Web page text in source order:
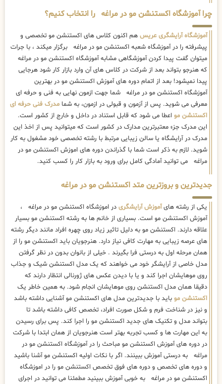
چرا آموزشگاه اکستنشن مو در مراغه را انتخاب کنیم؟
آموزشگاه آرایشگری عریس هم اکنون کلاس های اکستنشن مو تخصصی و
پیشرفته را در آموزشگاه شعبه اکستنشن مو در مراغه برگزار میکند ، با جرات
میتوان گفت پیدا کردن آموزشگاهی مشابه آموزشگاه اکستنشن مو در مراغه
که هنرجو بتواند بعد از شرکت در کلاس های آن وارد بازار کار شود هرجایی
پیدا نمیشود! بعد از اتمام دوره های آموزش اکستنشن مو در بهترین
آموزشگاه اکستنشن مو در مراغه شما جهت ازمون نهایی به فنی و حرفه ای
معرفی می شوید. پس از آزمون و قبولی در ازمون، به شما مدرک فنی حرفه ای
اکستنشن مو اعطا می شود که قابل استناد در داخل و خارج از کشور است.
این مدرک جزء معتبرترین مدارک در کشور است که میتوانید پس از اخذ این
مدرک در آرایشگاه یا سالن زیبایی مرتبط با رشته تخصصی خود مشغول به کار
شوید. لازم به ذکر است شما با گذراندن دوره های اموزش اکستنشن مو در
مراغه می توانید آمادگی کامل برای ورود به بازار کار را کسب کنید.
جدیدترین و بروزترین متد اکستنشن مو در مراغه
یکی از رشته هایآموزش آرایشگری در اموزشگاه اکستنشن مو در مراغه ،
آموزش اکستنشن مو است. بسیاری از خانم ها به رشته اکستنشن مو بسیار
علاقه دارند. اکستنشن مو به دلیل تاثیر زیاد روی چهره افراد مانند دیگر رشته
های عرصه زیبایی به مهارت کافی نیاز دارد. هنرجویان باید اکستنشن مو را از
همان مرحله اول به درستی فرا بگیرند . خیلی از بانوان بدون در نظر گرفتن
مدل خاصی از آرایشگر خود می خواهند که یک مدل اکستنشن شیک و جذاب
روی موهایشان اجرا کند و یا با دیدن عکس های ژورنالی انتظار دارند که
دقیقا همان مدل اکستنشن روی موهایشان انجام شود. به همین خاطر یک
اکستنشن مو باید با جدیدترین مدل های اکستنشن مو آشنایی داشته باشد
و نیز در شناخت فرم و شکل صورت افراد، تخصص کافی داشته باشد تا
بتواند مدل و تکنیک های جدید اکستنشن مو را اجرا کند. پس برای رسیدن
به این مهارت ها و کسب تجربه بهتر است هنرجویان از همان ابتدا با شرکت
در دوره های آموزش اکستنشن مو مباحث را در آموزشگاه اکستنشن مو در
مراغه به درستی آموزش ببینند. اگر با نکات اولیه اکستنشن مو آشنا باشید
و دوره های تخصص و دوره های فوق تخصص اکستنشن مو را در اموزشگاه
اکستنشن مو در مراغه به خوبی آموزش ببینید مطمئنا می توانید در اجرای